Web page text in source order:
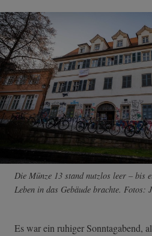
Die Münze 13 stand nutzlos leer – bis
Leben in das Gebäude brachte. Fotos:
Es war ein ruhiger Sonntagabend,